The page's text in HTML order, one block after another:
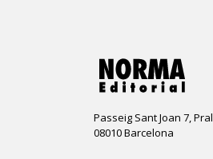
Passeig Sant Joan 7, Pral
08010 Barcelona